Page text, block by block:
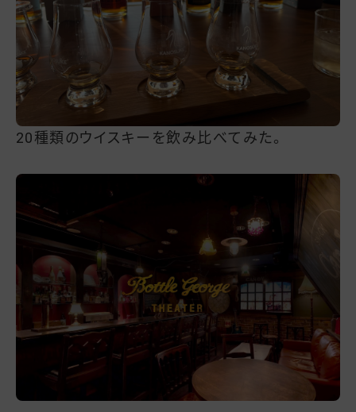
20種類のウイスキーを飲み比べてみた。